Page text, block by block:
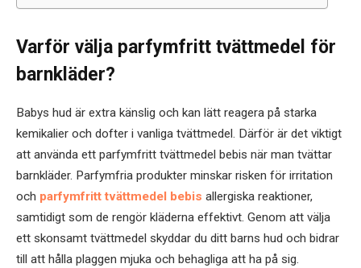
Varför välja parfymfritt tvättmedel för
barnkläder?
Babys hud är extra känslig och kan lätt reagera på starka
kemikalier och dofter i vanliga tvättmedel. Därför är det viktigt
att använda ett parfymfritt tvättmedel bebis när man tvättar
barnkläder. Parfymfria produkter minskar risken för irritation
och parfymfritt tvättmedel bebis allergiska reaktioner,
samtidigt som de rengör kläderna effektivt. Genom att välja
ett skonsamt tvättmedel skyddar du ditt barns hud och bidrar
till att hålla plaggen mjuka och behagliga att ha på sig.